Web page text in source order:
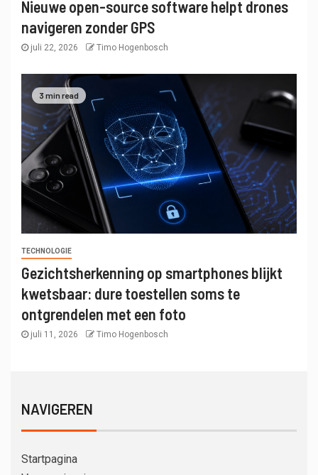
Nieuwe open-source software helpt drones
navigeren zonder GPS
juli 22, 2026 Timo Hogenbosch
3 min read
TECHNOLOGIE
Gezichtsherkenning op smartphones blijkt
kwetsbaar: dure toestellen soms te
ontgrendelen met een foto
juli 11, 2026 Timo Hogenbosch
NAVIGEREN
Startpagina